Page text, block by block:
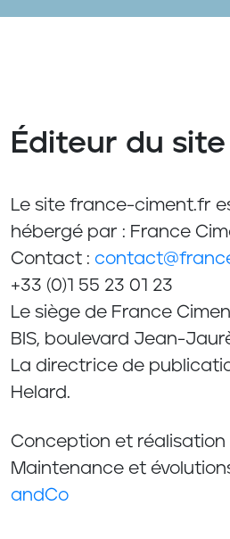
Éditeur du site
Le site france-ciment.fr
hébergé par : France
Contact :
+33 (0)1 55 23 01 23
Le siège de France
BIS, boulevard Jean-
La directrice de
Helard.
Conception et réalisation
Maintenance et
andCo